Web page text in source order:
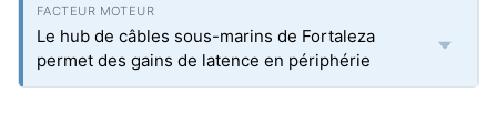
Le hub de câbles sous-marins de Fortaleza
permet des gains de latence en périphérie